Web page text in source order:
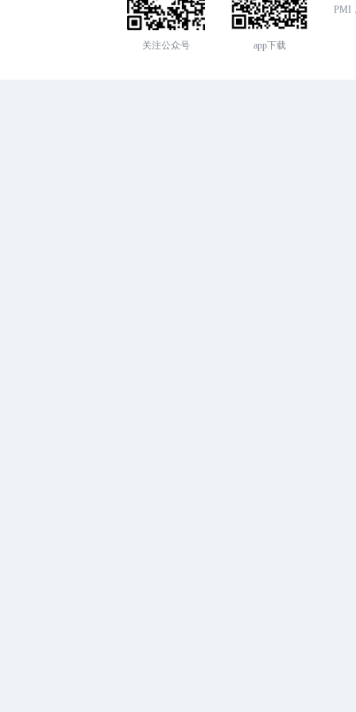
关注公众号 app下载
PMI